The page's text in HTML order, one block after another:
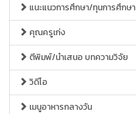
แนะแนวการศึกษา/ทุนการศึกษา
คุณครูเก่ง
ตีพิมพ์/นำเสนอ บทความวิจัย
วิดีโอ
เมนูอาหารกลางวัน